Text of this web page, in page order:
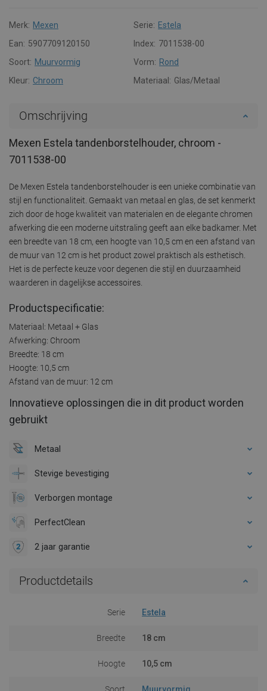
Merk: Mexen Serie: Estela
Ean: 5907709120150 Index: 7011538-00
Soort: Muurvormig Vorm: Rond
Kleur: Chroom Materiaal: Glas/Metaal
Omschrijving
Mexen Estela tandenborstelhouder, chroom -
7011538-00
De Mexen Estela tandenborstelhouder is een unieke combinatie van
stijl en functionaliteit. Gemaakt van metaal en glas, de set kenmerkt
zich door de hoge kwaliteit van materialen en de elegante chromen
afwerking die een moderne uitstraling geeft aan elke badkamer. Met
een breedte van 18 cm, een hoogte van 10,5 cm en een afstand van
de muur van 12 cm is het product zowel praktisch als esthetisch.
Het is de perfecte keuze voor degenen die stijl en duurzaamheid
waarderen in dagelijkse accessoires.
Productspecificatie:
Materiaal: Metaal + Glas
Afwerking: Chroom
Breedte: 18 cm
Hoogte: 10,5 cm
Afstand van de muur: 12 cm
Innovatieve oplossingen die in dit product worden
gebruikt
Metaal
Stevige bevestiging
Verborgen montage
PerfectClean
2 jaar garantie
Productdetails
Serie Estela
Breedte 18 cm
Hoogte 10,5 cm
Soort Muurvormig